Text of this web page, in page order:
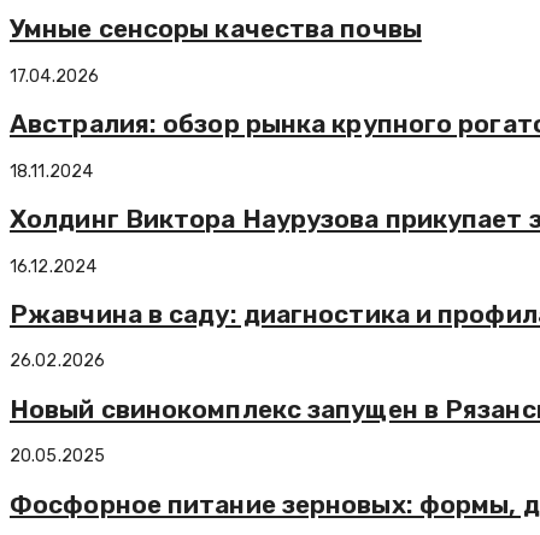
Умные сенсоры качества почвы
17.04.2026
Австралия: обзор рынка крупного
18.11.2024
Холдинг Виктора Наурузова прикупает
16.12.2024
Ржавчина в саду: диагностика и
26.02.2026
Новый свинокомплекс запущен в
20.05.2025
Фосфорное питание зерновых: формы,